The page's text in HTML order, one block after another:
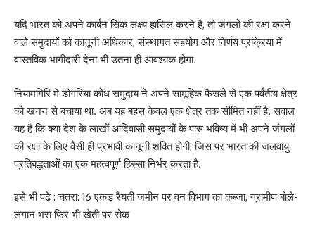
यदि भारत को अपने कार्बन सिंक लक्ष्य हासिल करने हैं, तो जंगलों की रक्षा करने
वाले समुदायों को कानूनी अधिकार, संस्थागत सहयोग और निर्णय प्रक्रिया में
वास्तविक भागीदारी देना भी उतना ही आवश्यक होगा.
नियामगिरि में डोंगरिया कोंध समुदाय ने अपने सामूहिक फैसले से एक पर्वतीय क्षेत्र
को खनन से बचाया था. अब यह बहस केवल एक क्षेत्र तक सीमित नहीं है. सवाल
यह है कि क्या देश के लाखों आदिवासी समुदायों के पास भविष्य में भी अपने जंगलों
की रक्षा के लिए वैसी ही प्रभावी कानूनी शक्ति होगी, जिस पर भारत की जलवायु
प्रतिबद्धताओं का एक महत्वपूर्ण हिस्सा निर्भर करता है.
इसे भी पढे : चतरा: 16 एकड़ रैयती जमीन पर वन विभाग का कब्जा, ग्रामीण बोले-
लगान भरा फिर भी खेती पर रोक